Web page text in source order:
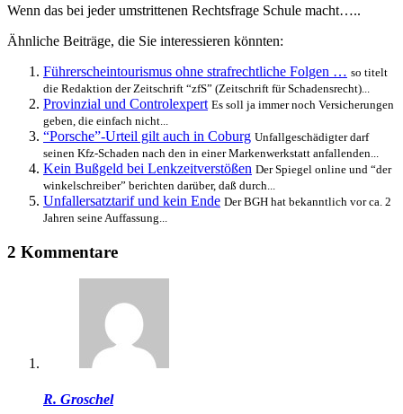
Wenn das bei jeder umstrittenen Rechtsfrage Schule macht…..
Ähnliche Beiträge, die Sie interessieren könnten:
Führerscheintourismus ohne strafrechtliche Folgen … so titelt
die Redaktion der Zeitschrift “zfS” (Zeitschrift für Schadensrecht)...
Provinzial und Controlexpert Es soll ja immer noch Versicherungen
geben, die einfach nicht...
“Porsche”-Urteil gilt auch in Coburg Unfallgeschädigter darf
seinen Kfz-Schaden nach den in einer Markenwerkstatt anfallenden...
Kein Bußgeld bei Lenkzeitverstößen Der Spiegel online und “der
winkelschreiber” berichten darüber, daß durch...
Unfallersatztarif und kein Ende Der BGH hat bekanntlich vor ca. 2
Jahren seine Auffassung...
2 Kommentare
R. Groschel